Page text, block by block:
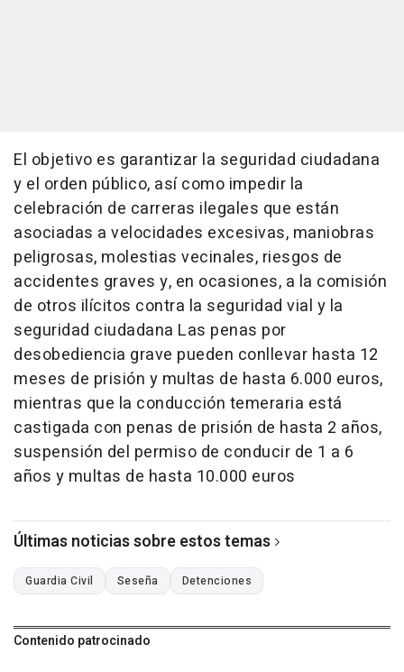
El objetivo es garantizar la seguridad ciudadana
y el orden público, así como impedir la
celebración de carreras ilegales que están
asociadas a velocidades excesivas, maniobras
peligrosas, molestias vecinales, riesgos de
accidentes graves y, en ocasiones, a la comisión
de otros ilícitos contra la seguridad vial y la
seguridad ciudadana Las penas por
desobediencia grave pueden conllevar hasta 12
meses de prisión y multas de hasta 6.000 euros,
mientras que la conducción temeraria está
castigada con penas de prisión de hasta 2 años,
suspensión del permiso de conducir de 1 a 6
años y multas de hasta 10.000 euros
Últimas noticias sobre estos temas
Guardia Civil Seseña Detenciones
Contenido patrocinado